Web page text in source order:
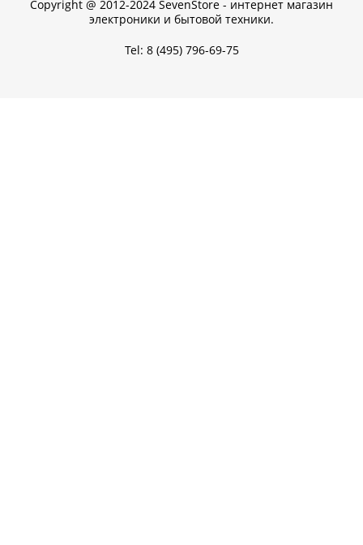
Copyright @ 2012-2024 SevenStore - интернет магазин
электроники и бытовой техники.
Tel: 8 (495) 796-69-75